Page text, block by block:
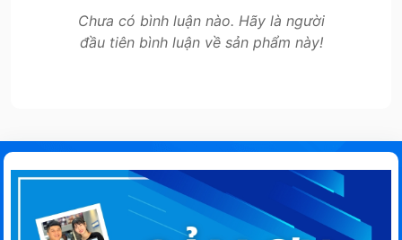
Chưa có bình luận nào. Hãy là người
đầu tiên bình luận về sản phẩm này!